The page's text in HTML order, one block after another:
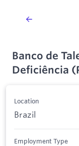
Banco de
Deficiência
Location
Brazil
Employment Type